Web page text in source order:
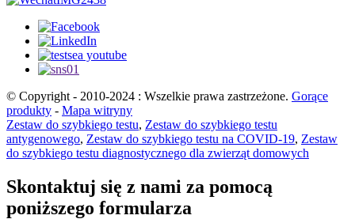
© Copyright - 2010-2024 : Wszelkie prawa zastrzeżone. Gorące
produkty - Mapa witryny
Zestaw do szybkiego testu, Zestaw do szybkiego testu
antygenowego, Zestaw do szybkiego testu na COVID-19, Zestaw
do szybkiego testu diagnostycznego dla zwierząt domowych
Skontaktuj się z nami za pomocą
poniższego formularza